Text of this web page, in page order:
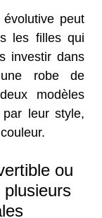
peut
les filles qui
investir dans
une robe de
modèles
leur style,
ou
plusieurs